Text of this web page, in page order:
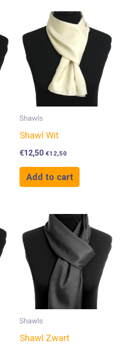
Shawls
Shawl Wit
€12,50 €12,50
Add to cart
Shawls
Shawl Zwart